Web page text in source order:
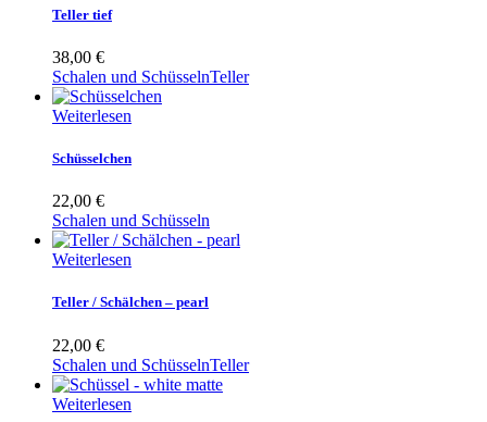
Teller tief
38,00 €
Schalen und SchüsselnTeller
Weiterlesen
Schüsselchen
22,00 €
Schalen und Schüsseln
Weiterlesen
Teller / Schälchen – pearl
22,00 €
Schalen und SchüsselnTeller
Weiterlesen